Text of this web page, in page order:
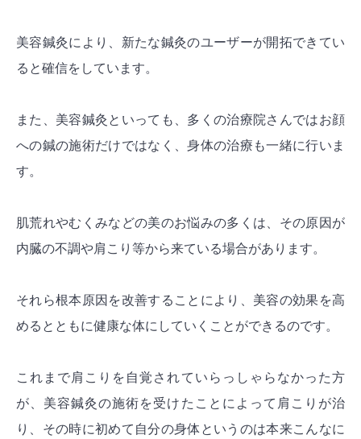
美容鍼灸により、新たな鍼灸のユーザーが開拓できてい
ると確信をしています。
また、美容鍼灸といっても、多くの治療院さんではお顔
への鍼の施術だけではなく、身体の治療も一緒に行いま
す。
肌荒れやむくみなどの美のお悩みの多くは、その原因が
内臓の不調や肩こり等から来ている場合があります。
それら根本原因を改善することにより、美容の効果を高
めるとともに健康な体にしていくことができるのです。
これまで肩こりを自覚されていらっしゃらなかった方
が、美容鍼灸の施術を受けたことによって肩こりが治
り、その時に初めて自分の身体というのは本来こんなに